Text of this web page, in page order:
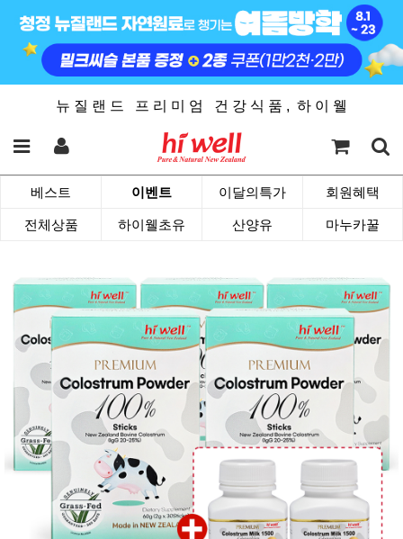
뉴 질 랜 드 프 리 미 엄 건 강 식 품 , 하 이 웰
베스트 이벤트 이달의특가 회원혜택
전체상품 하이웰초유 산양유 마누카꿀